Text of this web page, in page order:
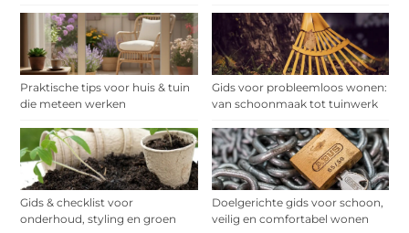
Praktische tips voor huis & tuin
die meteen werken
Gids voor probleemloos wonen:
van schoonmaak tot tuinwerk
Gids & checklist voor
onderhoud, styling en groen
Doelgerichte gids voor schoon,
veilig en comfortabel wonen